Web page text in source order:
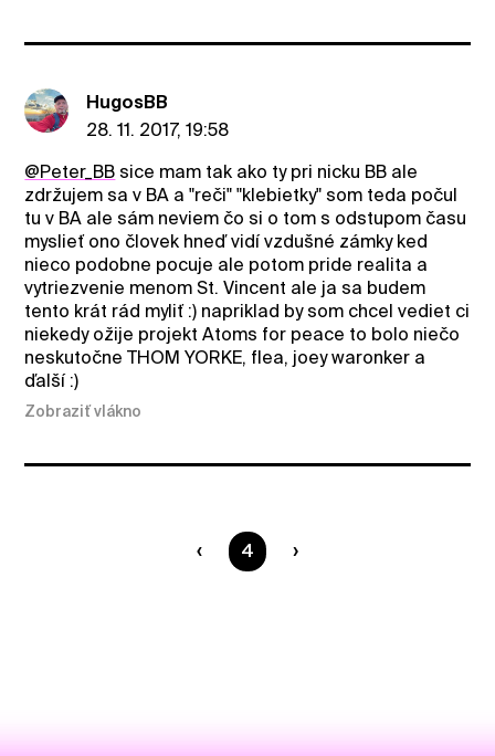
HugosBB
28. 11. 2017, 19:58
@Peter_BB sice mam tak ako ty pri nicku BB ale
zdržujem sa v BA a "reči" "klebietky" som teda počul
tu v BA ale sám neviem čo si o tom s odstupom času
myslieť ono človek hneď vidí vzdušné zámky ked
nieco podobne pocuje ale potom pride realita a
vytriezvenie menom St. Vincent ale ja sa budem
tento krát rád myliť :) napriklad by som chcel vediet ci
niekedy ožije projekt Atoms for peace to bolo niečo
neskutočne THOM YORKE, flea, joey waronker a
ďalší :)
Zobraziť vlákno
Ste na strane
4